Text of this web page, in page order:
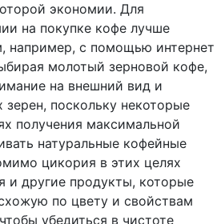
экономии. Для
на покупке кофе лучше
например, с помощью интернет
молотый зерновой кофе,
на внешний вид и
поскольку некоторые
получения максимальной
натуральные кофейные
цикория в этих целях
и другие продукты, которые
по цвету и свойствам
убедиться в чистоте